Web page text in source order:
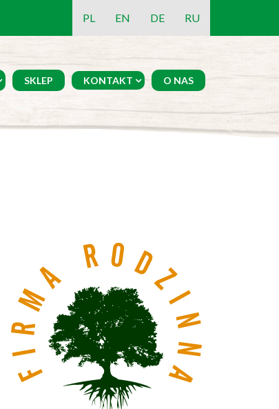
PL EN DE RU
SKLEP KONTAKT O NAS